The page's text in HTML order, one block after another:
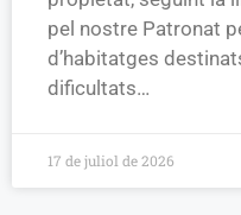
pel nostre Patronat
d’habitatges
dificultats…
17 de juliol de 2026